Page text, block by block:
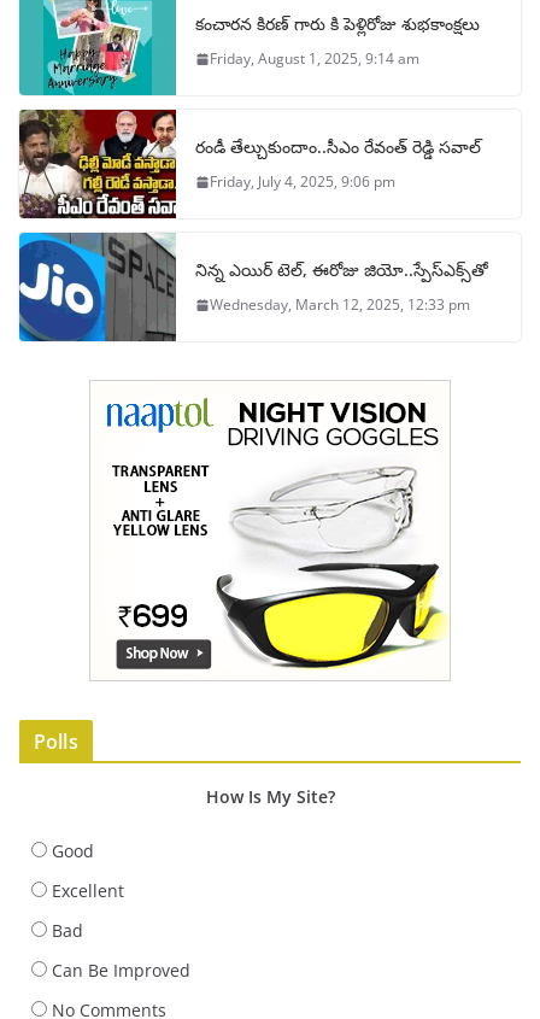
కంచారన కిరణ్ గారు కి పెళ్లిరోజు శుభకాంక్షలు
Friday, August 1, 2025, 9:14 am
రండీ తేల్చుకుందాం..సీఎం రేవంత్ రెడ్డి సవాల్
Friday, July 4, 2025, 9:06 pm
నిన్న ఎయిర్ టెల్, ఈరోజు జియో..స్పేస్‌ఎక్స్‌తో
Wednesday, March 12, 2025, 12:33 pm
Polls
How Is My Site?
Good
Excellent
Bad
Can Be Improved
No Comments